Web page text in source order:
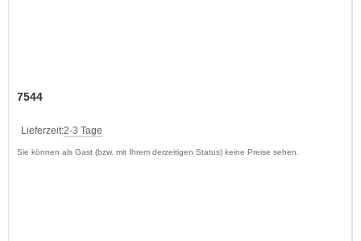
7544
Lieferzeit:2-3 Tage
Sie können als Gast (bzw. mit Ihrem derzeitigen Status) keine Preise sehen.